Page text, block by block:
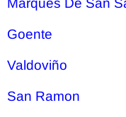
Marques De San
Goente
Valdoviño
San Ramon